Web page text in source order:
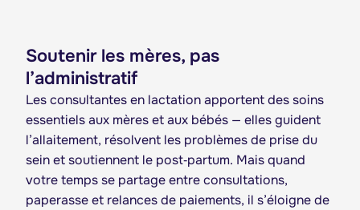
Soutenir les mères, pas
l’administratif
Les consultantes en lactation apportent des soins
essentiels aux mères et aux bébés — elles guident
l’allaitement, résolvent les problèmes de prise du
sein et soutiennent le post‑partum. Mais quand
votre temps se partage entre consultations,
paperasse et relances de paiements, il s’éloigne de